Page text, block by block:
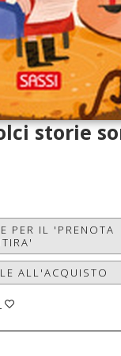
storie
PER IL 'PRENOTA
ALL'ACQUISTO